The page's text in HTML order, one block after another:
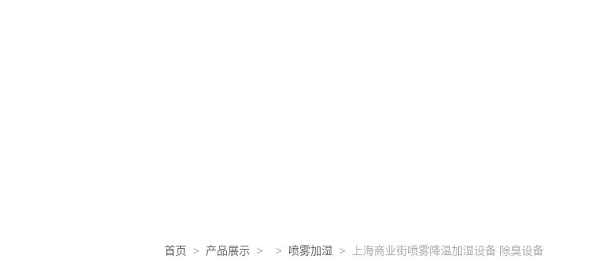
首页 > 产品展示 > > 喷雾加湿 > 上海商业街喷雾降温加湿设备 除臭设备